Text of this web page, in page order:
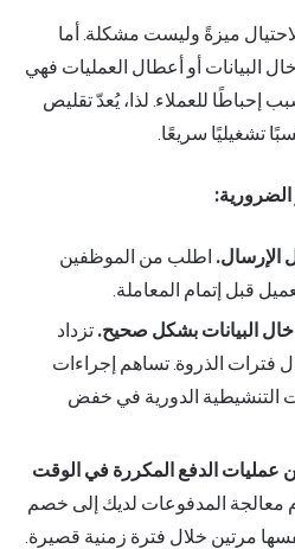
ميزةً وليست مشكلة. أما
البيانات أو أعطال العمليات فهي
للعملاء. لذا، يُعدّ تقليص
تشغيليًا سريعًا.
الإرسال. اطلب من الموظفين
قبل إتمام المعاملة.
البيانات بشكل صحيح. تزداد
فترات الذروة. تساهم إجراءات
التنشيطية الدورية في خفض
الدفع المكررة في الوقت
معالجة المدفوعات لديك إلى خصم
مرتين خلال فترة زمنية قصيرة.